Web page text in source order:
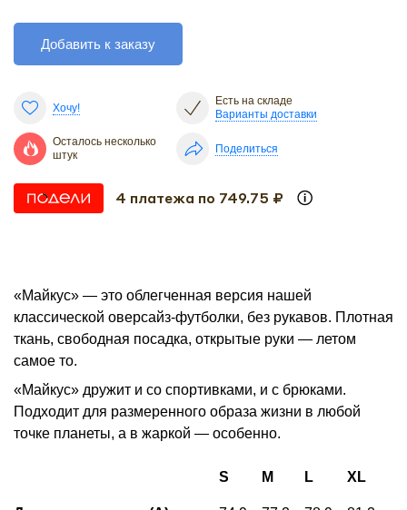
Добавить к заказу
Хочу!
Есть на складе
Варианты доставки
Осталось несколько
штук
Поделиться
4 платежа по 749.75 ₽
«Майкус» — это облегченная версия нашей
классической оверсайз-футболки, без рукавов. Плотная
ткань, свободная посадка, открытые руки — летом
самое то.
«Майкус» дружит и со спортивками, и с брюками.
Подходит для размеренного образа жизни в любой
точке планеты, а в жаркой — особенно.
S M L XL